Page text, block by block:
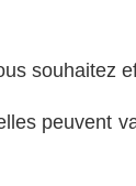
souhaitez
peuvent